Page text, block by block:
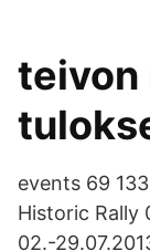
teivon
events 69
Historic Rally
02.-